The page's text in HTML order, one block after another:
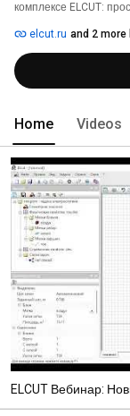
комплексе ELCUT:
elcut.ru and 2 more
Home Videos
ELCUT Вебинар: